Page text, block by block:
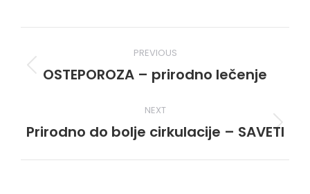
navigation
PREVIOUS
Previous
OSTEPOROZA – prirodno lečenje
NEXT
Next
Prirodno do bolje cirkulacije – SAVETI